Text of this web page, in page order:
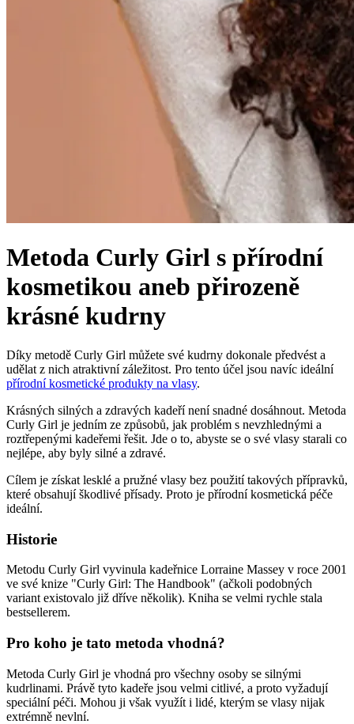
Metoda Curly Girl s přírodní
kosmetikou aneb přirozeně
krásné kudrny
Díky metodě Curly Girl můžete své kudrny dokonale předvést a
udělat z nich atraktivní záležitost. Pro tento účel jsou navíc ideální
přírodní kosmetické produkty na vlasy.
Krásných silných a zdravých kadeří není snadné dosáhnout. Metoda
Curly Girl je jedním ze způsobů, jak problém s nevzhlednými a
roztřepenými kadeřemi řešit. Jde o to, abyste se o své vlasy starali co
nejlépe, aby byly silné a zdravé.
Cílem je získat lesklé a pružné vlasy bez použití takových přípravků,
které obsahují škodlivé přísady. Proto je přírodní kosmetická péče
ideální.
Historie
Metodu Curly Girl vyvinula kadeřnice Lorraine Massey v roce 2001
ve své knize "Curly Girl: The Handbook" (ačkoli podobných
variant existovalo již dříve několik). Kniha se velmi rychle stala
bestsellerem.
Pro koho je tato metoda vhodná?
Metoda Curly Girl je vhodná pro všechny osoby se silnými
kudrlinami. Právě tyto kadeře jsou velmi citlivé, a proto vyžadují
speciální péči. Mohou ji však využít i lidé, kterým se vlasy nijak
extrémně nevlní.